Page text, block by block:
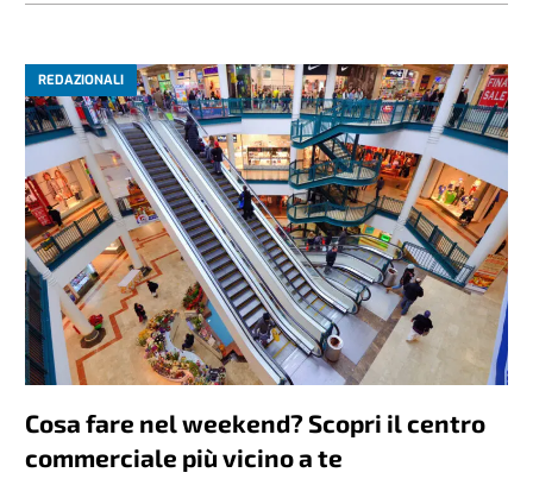
REDAZIONALI
Cosa fare nel weekend? Scopri il centro
commerciale più vicino a te